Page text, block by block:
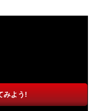
みよう!